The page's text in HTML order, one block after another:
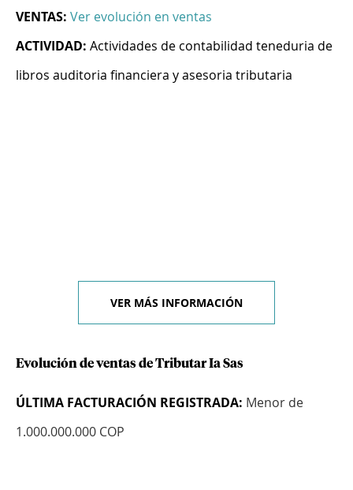
VENTAS: Ver evolución en ventas
ACTIVIDAD: Actividades de contabilidad teneduria de
libros auditoria financiera y asesoria tributaria
VER MÁS INFORMACIÓN
Evolución de ventas de Tributar Ia Sas
ÚLTIMA FACTURACIÓN REGISTRADA: Menor de
1.000.000.000 COP